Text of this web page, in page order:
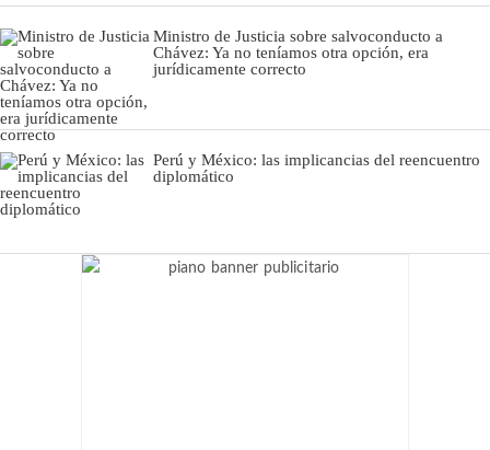
Ministro de Justicia sobre salvoconducto a
Chávez: Ya no teníamos otra opción, era
jurídicamente correcto
Perú y México: las implicancias del reencuentro
diplomático